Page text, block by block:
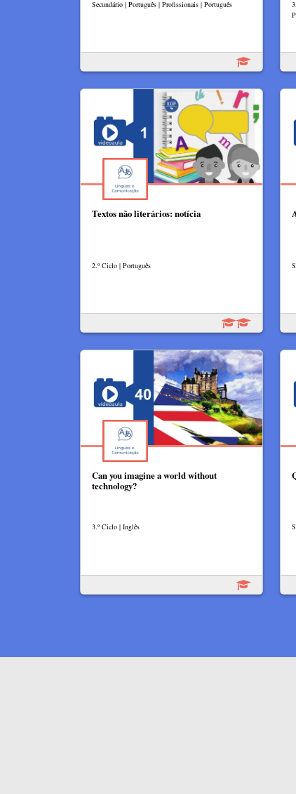
Secundário | Português | Profissionais | Português
Textos não literários: notícia
2.º Ciclo | Português
Can you imagine a world without
technology?
3.º Ciclo | Inglês